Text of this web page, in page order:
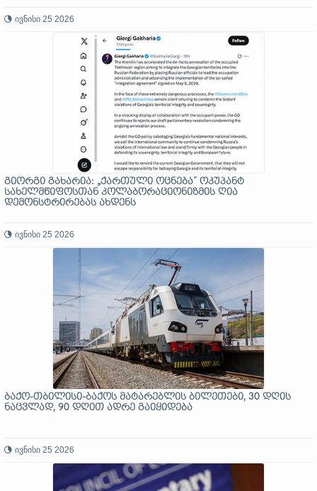
ივნისი 25 2026
გიორგი გახარია: „ქართული ოცნება” ოკუპანტ
სახელმწიფოსთან კოლაბორაციონიზმის ღია
დემონსტრირებას ახდენს
ივნისი 25 2026
ბაქო-თბილისი-ბაქოს მატარებლის ბილეთები, 30 დღის
ნაცვლად, 90 დღით ადრე გაიყიდება
ივნისი 25 2026